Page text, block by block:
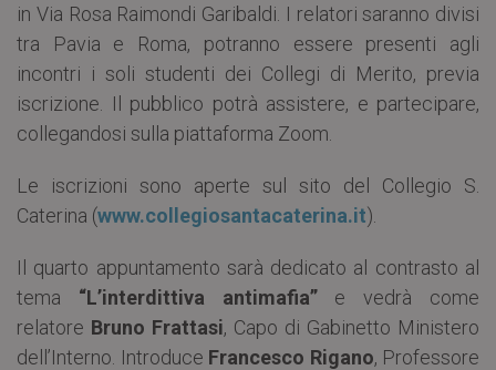
in Via Rosa Raimondi Garibaldi. I relatori saranno divisi
tra Pavia e Roma, potranno essere presenti agli
incontri i soli studenti dei Collegi di Merito, previa
iscrizione. Il pubblico potrà assistere, e partecipare,
collegandosi sulla piattaforma Zoom.
Le iscrizioni sono aperte sul sito del Collegio S.
Caterina (www.collegiosantacaterina.it).
Il quarto appuntamento sarà dedicato al contrasto al
tema “L’interdittiva antimafia”e vedrà come
relatore Bruno Frattasi, Capo di Gabinetto Ministero
dell’Interno. Introduce Francesco Rigano, Professore